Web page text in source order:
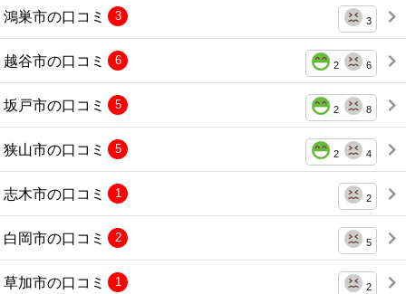
鴻巣市の口コミ 3
3
越谷市の口コミ 2 6
6
坂戸市の口コミ 2 8
5
狭山市の口コミ 2 4
5
志木市の口コミ 2
1
白岡市の口コミ 5
2
草加市の口コミ 2
1